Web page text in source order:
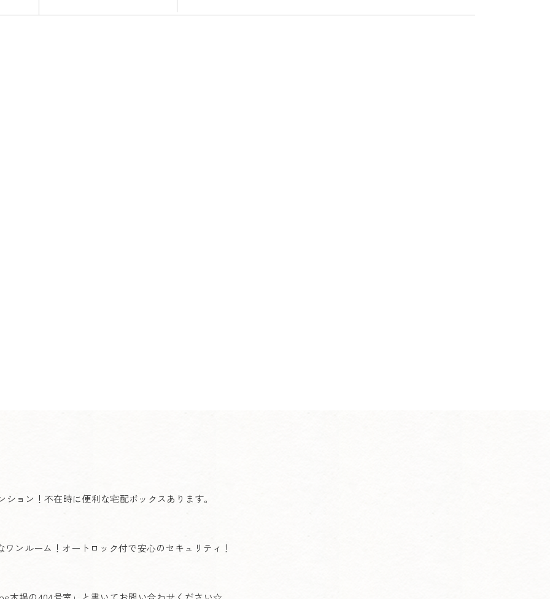
ョン！不在時に便利な宅配ボックスあります。
ンルーム！オートロック付で安心のセキュリティ！